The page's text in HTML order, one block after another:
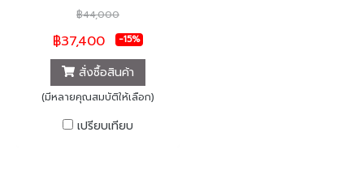
฿44,000
฿37,400 -15%
สั่งซื้อสินค้า
(มีหลายคุณสมบัติให้เลือก)
เปรียบเทียบ